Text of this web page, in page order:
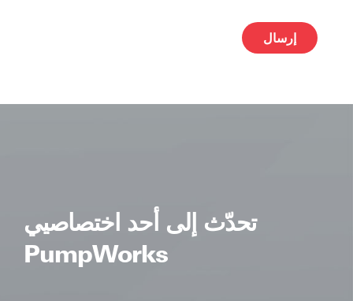
تحدّث إلى أحد اختصاصيي
PumpWorks